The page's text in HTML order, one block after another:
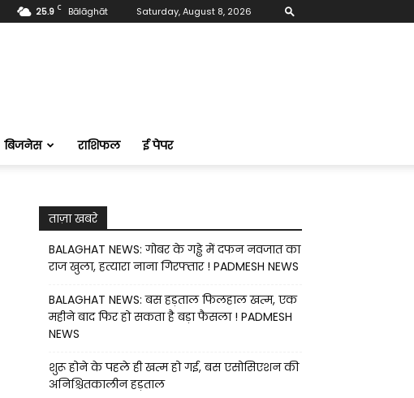
25.9 C Bālāghāt Saturday, August 8, 2026
बिजनेस राशिफल ई पेपर
ताज़ा खबरे
BALAGHAT NEWS: गोबर के गड्ढे में दफन नवजात का
राज खुला, हत्यारा नाना गिरफ्तार ! PADMESH NEWS
BALAGHAT NEWS: बस हड़ताल फिलहाल खत्म, एक
महीने बाद फिर हो सकता है बड़ा फैसला ! PADMESH
NEWS
शुरू होने के पहले ही खत्म हो गई, बस एसोसिएशन की
अनिश्चितकालीन हड़ताल